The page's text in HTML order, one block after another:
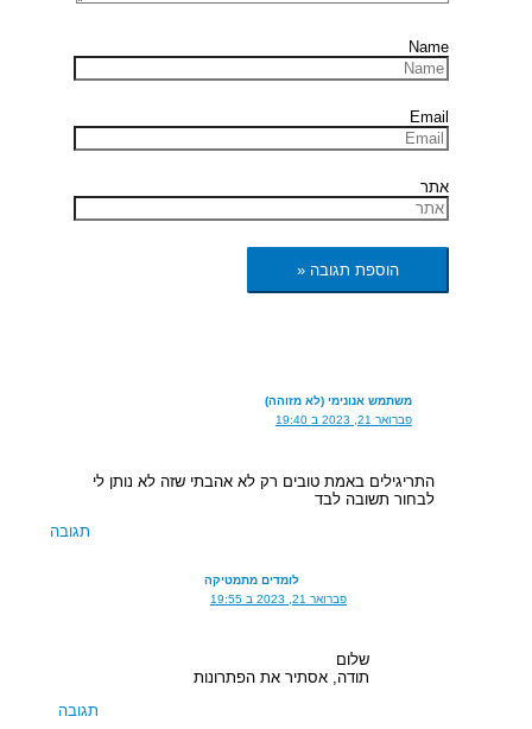
Name
Email
אתר
משתמש אנונימי (לא מזוהה)
פברואר 21, 2023 ב 19:40
התריגילים באמת טובים רק לא אהבתי שזה לא נותן לי
לבחור תשובה לבד
תגובה
לומדים מתמטיקה
פברואר 21, 2023 ב 19:55
שלום
תודה, אסתיר את הפתרונות
תגובה